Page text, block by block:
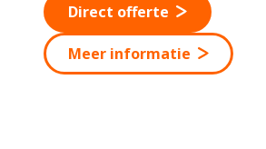
Direct offerte
Meer informatie